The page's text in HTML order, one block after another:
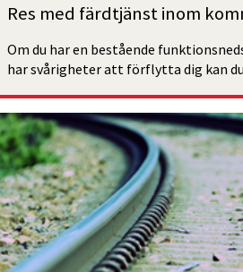
Res med färdtjänst inom
Om du har en bestående
har svårigheter att förflytta dig kan